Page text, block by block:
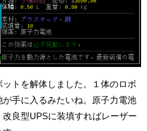
トを解体しました。１体のロボ
手に入るみたいね。原子力電池
良型UPSに装填すればレーザー